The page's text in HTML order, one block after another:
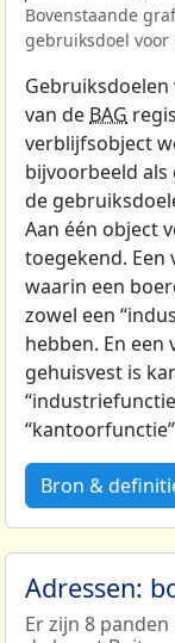
Bovenstaande
gebruiksdoel
van de BAG
verblijfsobject
bijvoorbeeld als
de
Aan één object
toegekend.
waarin een
zowel een
hebben. En
gehuisvest is
Bron &
Adressen:
Er zijn 8